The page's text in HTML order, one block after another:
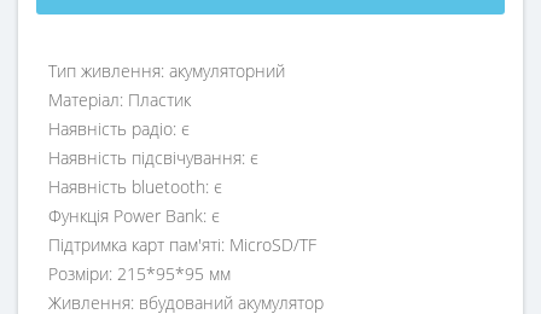
Тип живлення: акумуляторний
Матеріал: Пластик
Наявність радіо: є
Наявність підсвічування: є
Наявність bluetooth: є
Функція Power Bank: є
Підтримка карт пам'яті: MicroSD/TF
Розміри: 215*95*95 мм
Живлення: вбудований акумулятор